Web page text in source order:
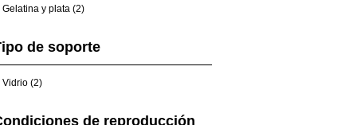
Gelatina y plata (2)
de soporte
Vidrio (2)
de reproducción